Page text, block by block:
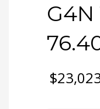
G4N
$